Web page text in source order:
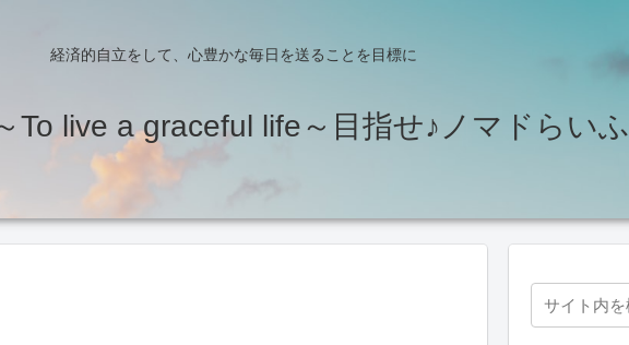
経済的自立をして、心豊かな毎日を送ることを目標に
To live a graceful life～目指せ♪ノマドらいふ